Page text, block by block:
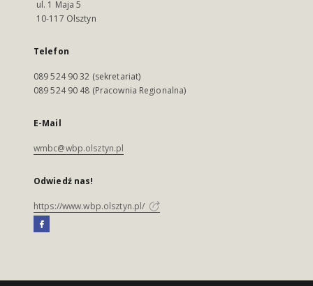
ul. 1 Maja 5
10-117 Olsztyn
Telefon
089 524 90 32 (sekretariat)
089 524 90 48 (Pracownia Regionalna)
E-Mail
wmbc@wbp.olsztyn.pl
Odwiedź nas!
https://www.wbp.olsztyn.pl/